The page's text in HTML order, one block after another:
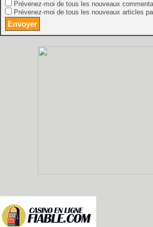
Prévenez-moi de tous les nouveaux
Prévenez-moi de tous les nouveaux articles